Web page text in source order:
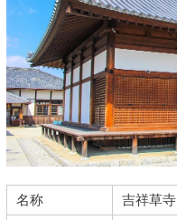
名称
吉祥草寺